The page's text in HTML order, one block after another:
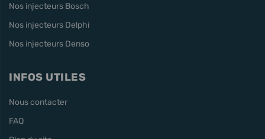
Nos injecteurs Bosch
Nos injecteurs Delphi
Nos injecteurs Denso
INFOS UTILES
Nous contacter
FAQ